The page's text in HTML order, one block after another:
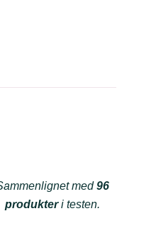
med96
produkteri testen.